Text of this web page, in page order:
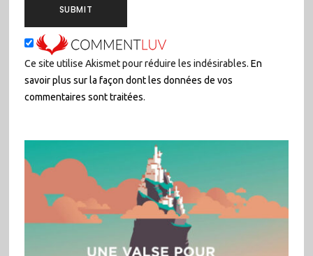
Ce site utilise Akismet pour réduire les indésirables. En
savoir plus sur la façon dont les données de vos
commentaires sont traitées.